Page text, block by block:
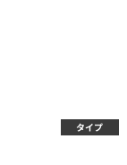
タイプ